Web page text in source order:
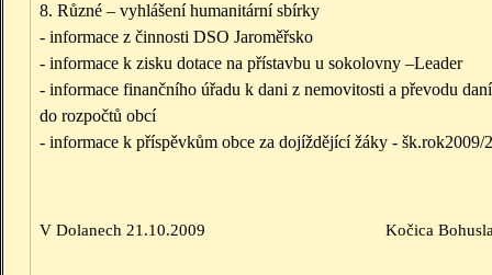
8. Různé – vyhlášení humanitární sbírky
- informace z činnosti DSO Jaroměřsko
- informace k zisku dotace na přístavbu u sokolovny –Leader
- informace finančního úřadu k dani z nemovitosti a převodu daní
do rozpočtů obcí
- informace k příspěvkům obce za dojíždějící žáky - šk.rok2009/
V Dolanech 21.10.2009 Kočica Bohuslav,